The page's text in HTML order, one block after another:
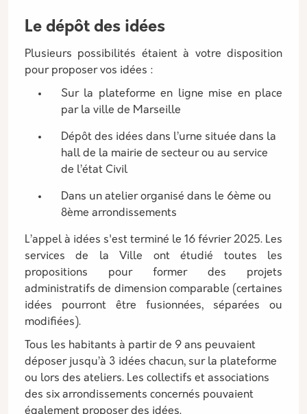
Le dépôt des idées
Plusieurs possibilités étaient à votre disposition
pour proposer vos idées :
Sur la plateforme en ligne mise en place
par la ville de Marseille
Dépôt des idées dans l’urne située dans la
hall de la mairie de secteur ou au service
de l’état Civil
Dans un atelier organisé dans le 6ème ou
8ème arrondissements
L’appel à idées s'est terminé le 16 février 2025. Les
services de la Ville ont étudié toutes les
propositions pour former des projets
administratifs de dimension comparable (certaines
idées pourront être fusionnées, séparées ou
modifiées).
Tous les habitants à partir de 9 ans peuvaient
déposer jusqu’à 3 idées chacun, sur la plateforme
ou lors des ateliers. Les collectifs et associations
des six arrondissements concernés pouvaient
également proposer des idées.